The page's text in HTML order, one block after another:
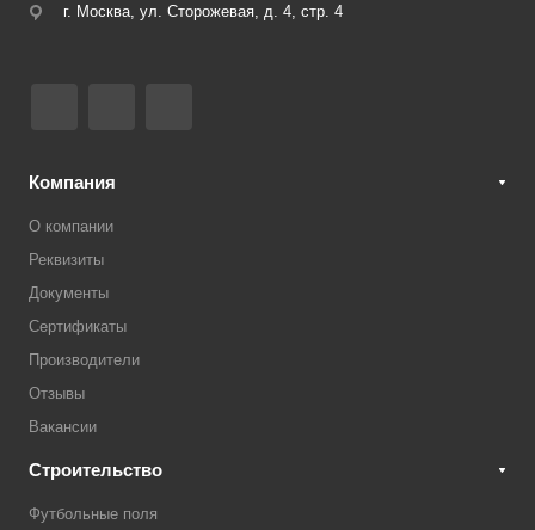
г. Москва, ул. Сторожевая, д. 4, стр. 4
Компания
О компании
Реквизиты
Документы
Сертификаты
Производители
Отзывы
Вакансии
Строительство
Футбольные поля